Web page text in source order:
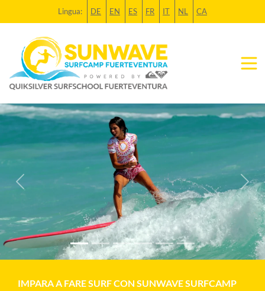
Lingua: DE EN ES FR IT NL CA
Previous Next
IMPARA A FARE SURF CON SUNWAVE SURFCAMP